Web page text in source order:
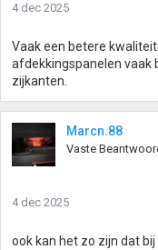
4 dec 2025
Vaak een betere
afdekkingspanelen vaak
zijkanten.
Marcn.88
Vaste
4 dec 2025
ook kan het zo zijn dat